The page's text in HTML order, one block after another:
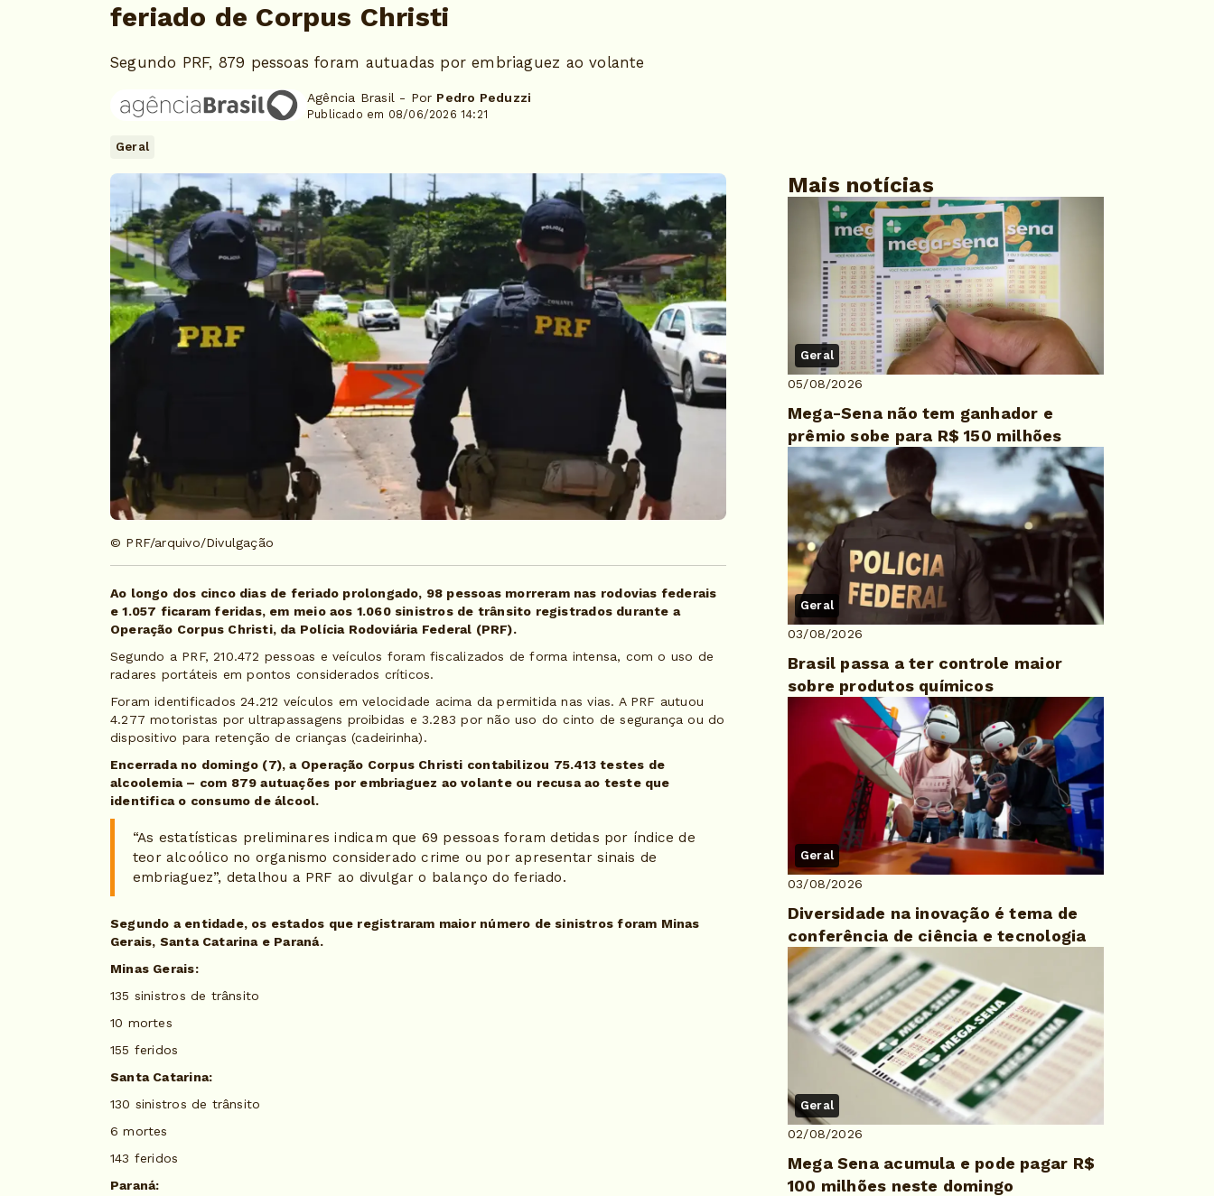
feriado de Corpus Christi
Segundo PRF, 879 pessoas foram autuadas por embriaguez ao volante
Agência Brasil - Por Pedro Peduzzi
Publicado em 08/06/2026 14:21
Geral
© PRF/arquivo/Divulgação
Ao longo dos cinco dias de feriado prolongado, 98 pessoas morreram nas rodovias federais
e 1.057 ficaram feridas, em meio aos 1.060 sinistros de trânsito registrados durante a
Operação Corpus Christi, da Polícia Rodoviária Federal (PRF).
Segundo a PRF, 210.472 pessoas e veículos foram fiscalizados de forma intensa, com o uso de
radares portáteis em pontos considerados críticos.
Foram identificados 24.212 veículos em velocidade acima da permitida nas vias. A PRF autuou
4.277 motoristas por ultrapassagens proibidas e 3.283 por não uso do cinto de segurança ou do
dispositivo para retenção de crianças (cadeirinha).
Encerrada no domingo (7), a Operação Corpus Christi contabilizou 75.413 testes de
alcoolemia – com 879 autuações por embriaguez ao volante ou recusa ao teste que
identifica o consumo de álcool.
“As estatísticas preliminares indicam que 69 pessoas foram detidas por índice de
teor alcoólico no organismo considerado crime ou por apresentar sinais de
embriaguez”, detalhou a PRF ao divulgar o balanço do feriado.
Segundo a entidade, os estados que registraram maior número de sinistros foram Minas
Gerais, Santa Catarina e Paraná.
Minas Gerais:
135 sinistros de trânsito
10 mortes
155 feridos
Santa Catarina:
130 sinistros de trânsito
6 mortes
143 feridos
Paraná:
Mais notícias
Geral
05/08/2026
Mega-Sena não tem ganhador e
prêmio sobe para R$ 150 milhões
Geral
03/08/2026
Brasil passa a ter controle maior
sobre produtos químicos
Geral
03/08/2026
Diversidade na inovação é tema de
conferência de ciência e tecnologia
Geral
02/08/2026
Mega Sena acumula e pode pagar R$
100 milhões neste domingo